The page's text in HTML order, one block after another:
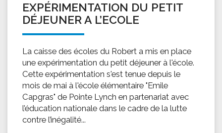
EXPÉRIMENTATION DU PETIT
DÉJEUNER A L’ECOLE
La caisse des écoles du Robert a mis en place
une expérimentation du petit déjeuner à l'école.
Cette expérimentation s'est tenue depuis le
mois de mai à l'école élémentaire "Emile
Capgras" de Pointe Lynch en partenariat avec
l’éducation nationale dans le cadre de la lutte
contre l’inégalité...